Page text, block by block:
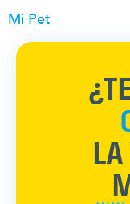
Mi Pet